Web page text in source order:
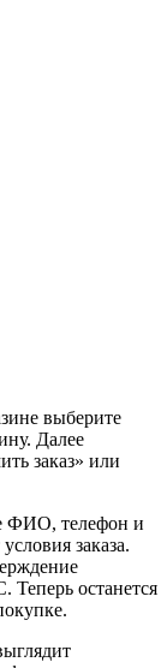
выберите
Далее
заказ» или
ФИО, телефон и
заказа.
Теперь останется